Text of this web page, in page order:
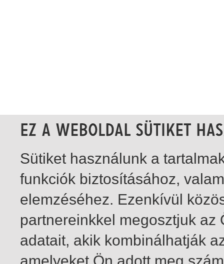
Sütiket használunk a
funkciók biztosításához,
elemzéséhez. Ezenkívül
partnereinkkel megosztjuk
adatait, akik kombinálhatják